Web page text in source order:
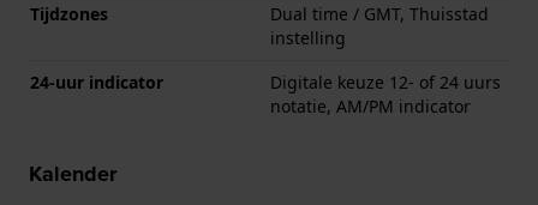
Tijdzones
Dual time / GMT, Thuisstad
instelling
24-uur indicator
Digitale keuze 12- of 24 uurs
notatie, AM/PM indicator
Kalender